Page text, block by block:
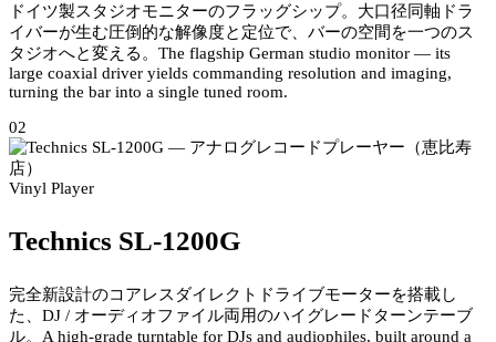
ドイツ製スタジオモニターのフラッグシップ。大口径同軸ドラ
イバーが生む圧倒的な解像度と定位で、バーの空間を一つのス
タジオへと変える。 The flagship German studio monitor — its
large coaxial driver yields commanding resolution and imaging,
turning the bar into a single tuned room.
02
Vinyl Player
Technics SL-1200G
完全新設計のコアレスダイレクトドライブモーターを搭載し
た、DJ / オーディオファイル両用のハイグレードターンテーブ
ル。 A high-grade turntable for DJs and audiophiles, built around a